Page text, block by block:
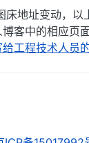
床地址变动，以
客中的相应页
给工程技术人员